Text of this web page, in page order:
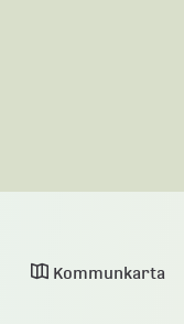
Kommunkarta